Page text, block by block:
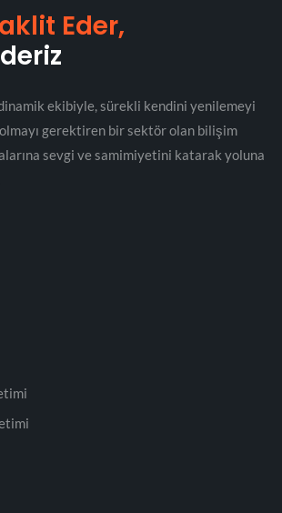
Eder,
ekibiyle, sürekli kendini yenilemeyi
gerektiren bir sektör olan bilişim
sevgi ve samimiyetini katarak yoluna